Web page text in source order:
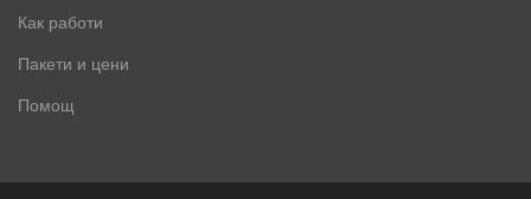
Как работи
Пакети и цени
Помощ